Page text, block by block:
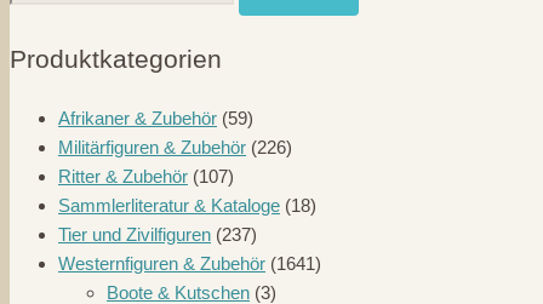
nach:
Produktkategorien
Afrikaner & Zubehör (59)
Militärfiguren & Zubehör (226)
Ritter & Zubehör (107)
Sammlerliteratur & Kataloge (18)
Tier und Zivilfiguren (237)
Westernfiguren & Zubehör (1641)
Boote & Kutschen (3)